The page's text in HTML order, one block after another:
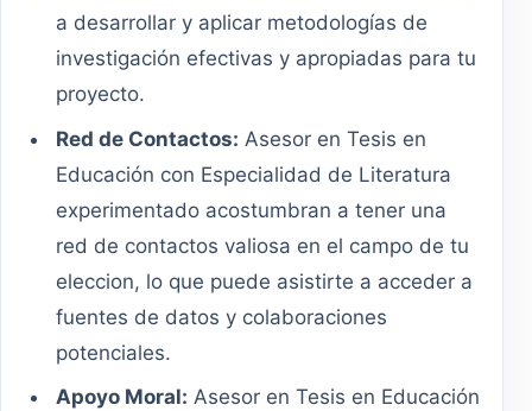
a desarrollar y aplicar metodologías de
investigación efectivas y apropiadas para tu
proyecto.
Red de Contactos: Asesor en Tesis en
Educación con Especialidad de Literatura
experimentado acostumbran a tener una
red de contactos valiosa en el campo de tu
eleccion, lo que puede asistirte a acceder a
fuentes de datos y colaboraciones
potenciales.
Apoyo Moral: Asesor en Tesis en Educación